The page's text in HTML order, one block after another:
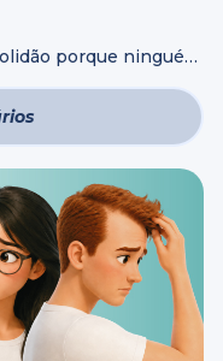
porque ninguém
não é ...